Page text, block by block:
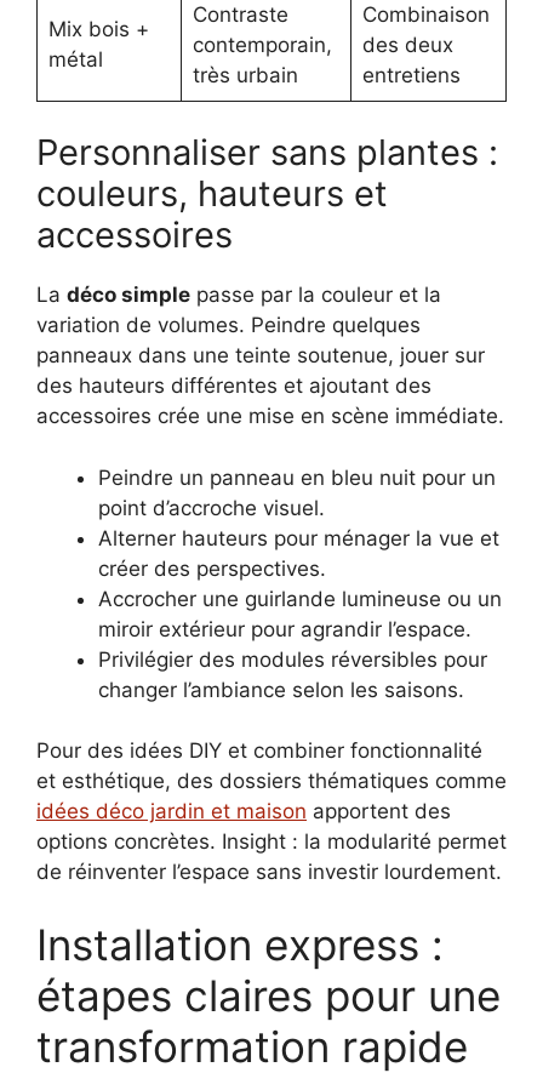
Mix bois +
métal
Contraste
contemporain,
très urbain
Combinaison
des deux
entretiens
Personnaliser sans plantes :
couleurs, hauteurs et
accessoires
La déco simple passe par la couleur et la
variation de volumes. Peindre quelques
panneaux dans une teinte soutenue, jouer sur
des hauteurs différentes et ajoutant des
accessoires crée une mise en scène immédiate.
Peindre un panneau en bleu nuit pour un
point d’accroche visuel.
Alterner hauteurs pour ménager la vue et
créer des perspectives.
Accrocher une guirlande lumineuse ou un
miroir extérieur pour agrandir l’espace.
Privilégier des modules réversibles pour
changer l’ambiance selon les saisons.
Pour des idées DIY et combiner fonctionnalité
et esthétique, des dossiers thématiques comme
idées déco jardin et maison apportent des
options concrètes. Insight : la modularité permet
de réinventer l’espace sans investir lourdement.
Installation express :
étapes claires pour une
transformation rapide